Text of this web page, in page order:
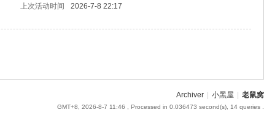
上次活动时间
2026-7-8 22:17
Archiver 小黑屋 老鼠窝
GMT+8, 2026-8-7 11:46 , Processed in 0.036473 second(s), 14 queries .